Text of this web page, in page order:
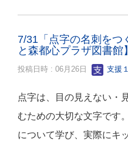
7/31「点字の名刺をつ
と森都心プラザ図書館】
投稿日時 : 06月26日 支援
点字は、目の見えない・
むための大切な文字です
について学び、実際にキ